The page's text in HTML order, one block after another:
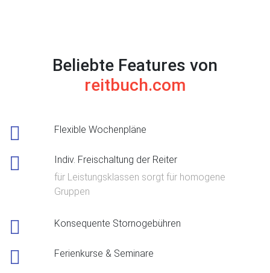
Beliebte Features von
reitbuch.com
Flexible Wochenpläne
Indiv. Freischaltung der Reiter
für Leistungsklassen sorgt für homogene
Gruppen
Konsequente Stornogebühren
Ferienkurse & Seminare